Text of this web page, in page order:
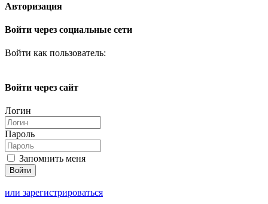
Авторизация
Войти через социальные сети
Войти как пользователь:
Войти через сайт
Логин
Пароль
Запомнить меня
или зарегистрироваться